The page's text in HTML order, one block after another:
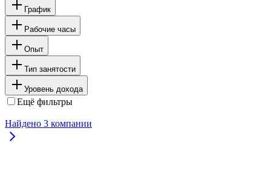
График
Рабочие часы
Опыт
Тип занятости
Уровень дохода
Ещё фильтры
Найдено 3 компании